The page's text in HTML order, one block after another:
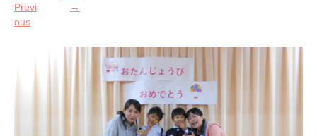
Previ
ous
→